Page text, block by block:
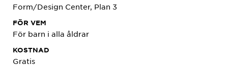
Form/Design Center, Plan 3
FÖR VEM
För barn i alla åldrar
KOSTNAD
Gratis